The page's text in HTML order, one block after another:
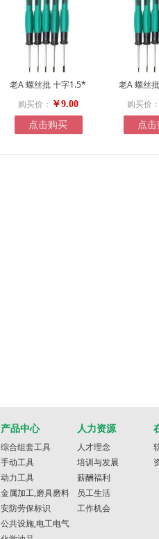
老A 螺丝批 十字1.5*
购买价： ￥9.00
点击购买
老A 螺丝
购买价
点
产品中心
综合组套工具
手动工具
动力工具
金属加工,磨具磨料
安防劳保标识
公共设施,电工电气
人力资源
人才理念
培训与发展
薪酬福利
员工生活
工作机会